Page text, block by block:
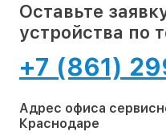
Оставьте
устройства по
+7 (861)
Адрес офиса
Краснодаре